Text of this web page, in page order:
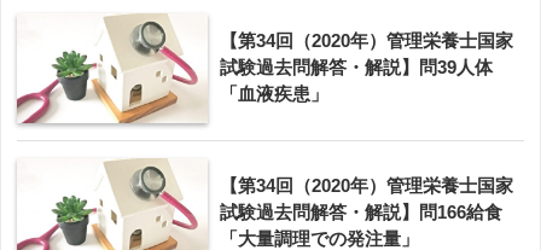
【第34回（2020年）管理栄養士国家
試験過去問解答・解説】問39人体
「血液疾患」
【第34回（2020年）管理栄養士国家
試験過去問解答・解説】問166給食
「大量調理での発注量」